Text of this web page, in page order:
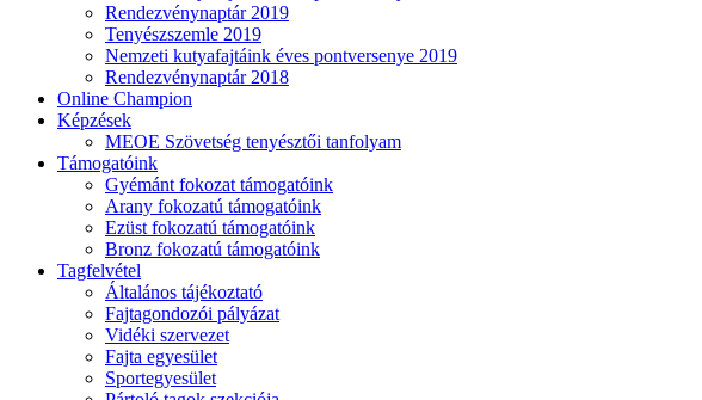
Rendezvénynaptár 2019
Tenyészszemle 2019
Nemzeti kutyafajtáink éves pontversenye 2019
Rendezvénynaptár 2018
Online Champion
Képzések
MEOE Szövetség tenyésztői tanfolyam
Támogatóink
Gyémánt fokozat támogatóink
Arany fokozatú támogatóink
Ezüst fokozatú támogatóink
Bronz fokozatú támogatóink
Tagfelvétel
Általános tájékoztató
Fajtagondozói pályázat
Vidéki szervezet
Fajta egyesület
Sportegyesület